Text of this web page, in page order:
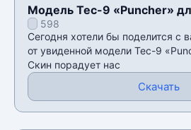
Модель Tec-9 «Puncher»
598
Сегодня хотели бы поделится с
от увиденной модели Tec-9
Скин порадует нас
Скачать